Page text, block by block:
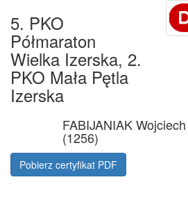
5. PKO
Półmaraton
Wielka Izerska, 2.
PKO Mała Pętla
Izerska
FABIJANIAK Wojciech
(1256)
Pobierz certyfikat PDF